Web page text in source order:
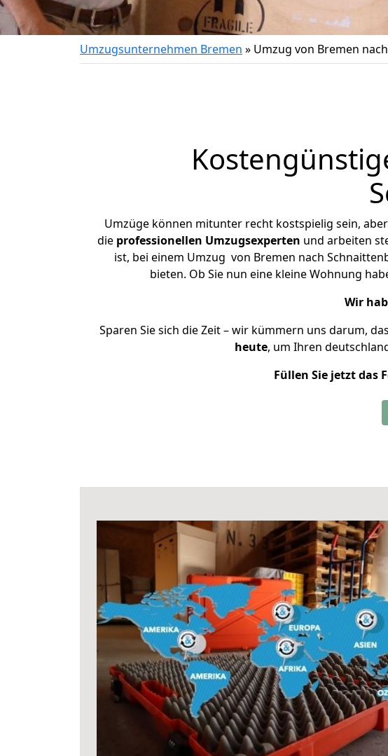
Umzugsunternehmen Bremen » Umzug von Bremen
Umzüge können mitunter recht kostspielig sein,
die professionellen Umzugsexperten und arbeiten
ist, bei einem Umzug von Bremen nach
bieten. Ob Sie nun eine kleine Wohnung
Wir
Sparen Sie sich die Zeit – wir kümmern uns darum,
heute, um Ihren
Füllen Sie jetzt das